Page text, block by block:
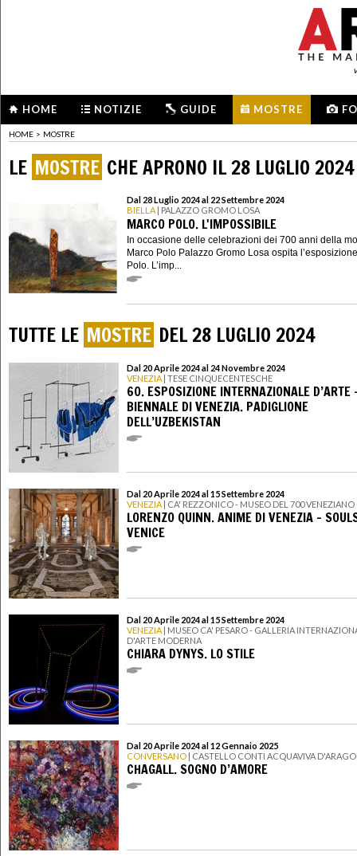
HOME NOTIZIE GUIDE MOSTRE
HOME > MOSTRE
LE MOSTRE CHE APRONO IL 28 LUGLIO 2024
Dal 28 Luglio 2024 al 22 Settembre 2024
BIELLA | PALAZZO GROMO LOSA
MARCO POLO. L'IMPOSSIBILE
In occasione delle celebrazioni dei 700 anni della
Marco Polo Palazzo Gromo Losa ospita
Polo. L’imp...
TUTTE LE MOSTRE DEL 28 LUGLIO 2024
Dal 20 Aprile 2024 al 24 Novembre 2024
VENEZIA | TESE CINQUECENTESCHE
60. ESPOSIZIONE INTERNAZIONALE D’ARTE
BIENNALE DI VENEZIA. PADIGLIONE
DELL’UZBEKISTAN
Dal 20 Aprile 2024 al 15 Settembre 2024
VENEZIA | CA' REZZONICO - MUSEO DEL 700 VENEZIANO
LORENZO QUINN. ANIME DI VENEZIA –
VENICE
Dal 20 Aprile 2024 al 15 Settembre 2024
VENEZIA | MUSEO CA' PESARO - GALLERIA
D'ARTE MODERNA
CHIARA DYNYS. LO STILE
Dal 20 Aprile 2024 al 12 Gennaio 2025
CONVERSANO | CASTELLO CONTI ACQUAVIVA
CHAGALL. SOGNO D’AMORE